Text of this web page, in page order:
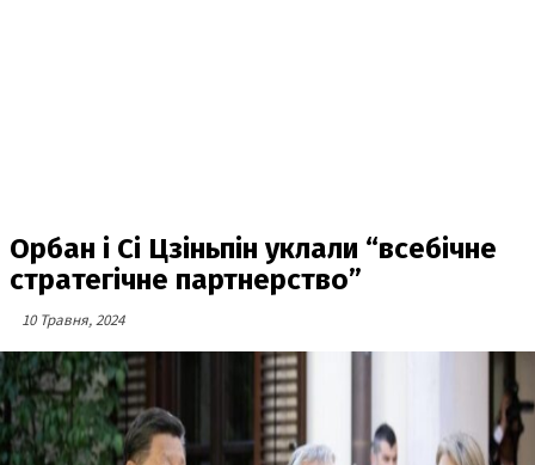
Орбан і Сі Цзіньпін уклали “всебічне
стратегічне партнерство”
10 Травня, 2024